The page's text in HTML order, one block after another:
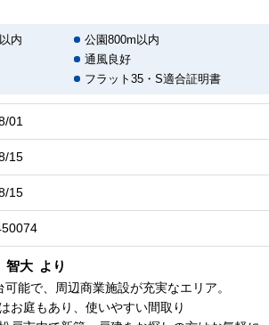
内
公園800m以内
通風良好
フラット35・S適合証明書
01
15
15
大 より
可能で、周辺商業施設が充実なエリア。
お庭もあり、使いやすい間取り